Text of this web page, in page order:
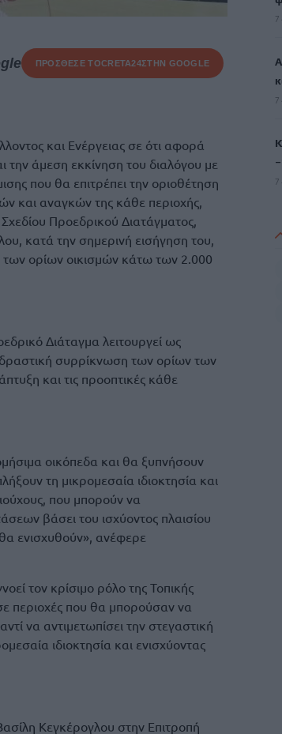
ΠΡΟΣΘΕΣΕ ΤΟCRETA24ΣΤΗΝ GOOGLE
και Ενέργειας σε ότι αφορά
άμεση εκκίνηση του διαλόγου με
που θα επιτρέπει την οριοθέτηση
και αναγκών της κάθε περιοχής,
Προεδρικού Διατάγματος,
κατά την σημερινή εισήγηση του,
ορίων οικισμών κάτω των 2.000
Διάταγμα λειτουργεί ως
δραστική συρρίκνωση των ορίων των
και τις προοπτικές κάθε
οικόπεδα και θα ξυπνήσουν
τη μικρομεσαία ιδιοκτησία και
που μπορούν να
βάσει του ισχύοντος πλαισίου
ενισχυθούν», ανέφερε
τον κρίσιμο ρόλο της Τοπικής
περιοχές που θα μπορούσαν να
να αντιμετωπίσει την στεγαστική
ιδιοκτησία και ενισχύοντας
Κεγκέρογλου στην Επιτροπή
7
7
7